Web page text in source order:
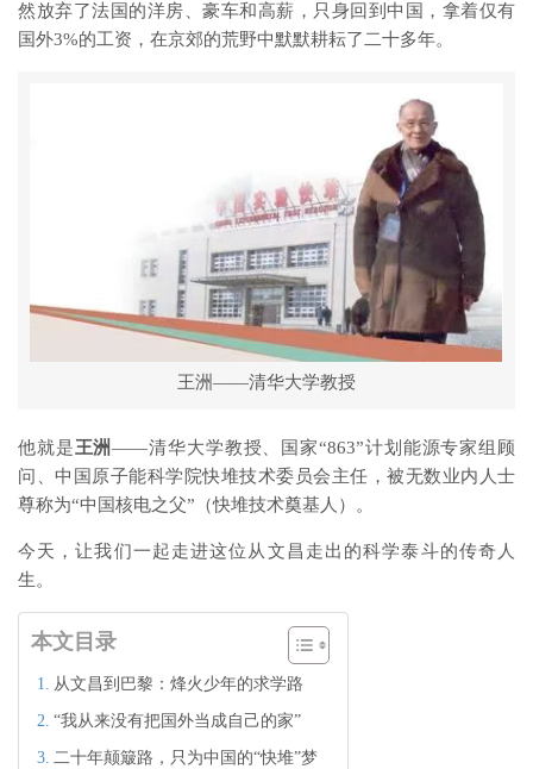
然放弃了法国的洋房、豪车和高薪，只身回到中国，拿着仅有
国外3%的工资，在京郊的荒野中默默耕耘了二十多年。
王洲——清华大学教授
他就是王洲——清华大学教授、国家“863”计划能源专家组顾
问、中国原子能科学院快堆技术委员会主任，被无数业内人士
尊称为“中国核电之父”（快堆技术奠基人）。
今天，让我们一起走进这位从文昌走出的科学泰斗的传奇人
生。
本文目录
从文昌到巴黎：烽火少年的求学路
“我从来没有把国外当成自己的家”
二十年颠簸路，只为中国的“快堆”梦